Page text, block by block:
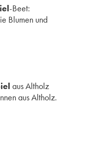
-Beet:
Blumen und
aus Altholz
aus Altholz.